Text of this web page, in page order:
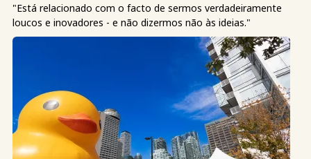
"Está relacionado com o facto de sermos verdadeiramente
loucos e inovadores - e não dizermos não às ideias."